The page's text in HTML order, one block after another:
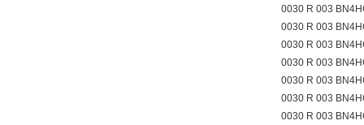
0030 R 003
0030 R 003
0030 R 003
0030 R 003
0030 R 003
0030 R 003
0030 R 003